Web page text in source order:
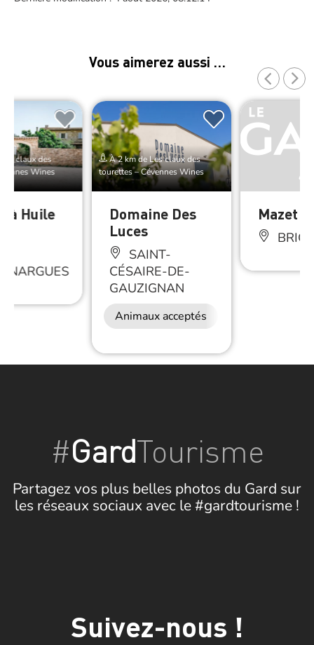
Vous aimerez aussi …
claux des
Wines
à Huile
À 2 km de Les claux des
tourettes – Cévennes Wines
Domaine Des
Luces
SAINT-
CÉSAIRE-DE-
GAUZIGNAN
Animaux acceptés
Mazet
#GardTourisme
Partagez vos plus belles photos du Gard sur
les réseaux sociaux avec le #gardtourisme !
Suivez-nous !